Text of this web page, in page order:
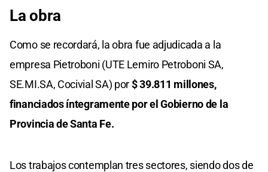
La obra
Como se recordará, la obra fue adjudicada a la
empresa Pietroboni (UTE Lemiro Petroboni SA,
SE.MI.SA, Cocivial SA) por$ 39.811 millones,
financiados íntegramente por el Gobierno de la
Provincia de Santa Fe.
Los trabajos contemplan tres sectores, siendo dos de